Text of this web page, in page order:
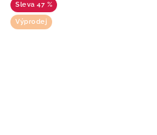
47 %
Výprodej